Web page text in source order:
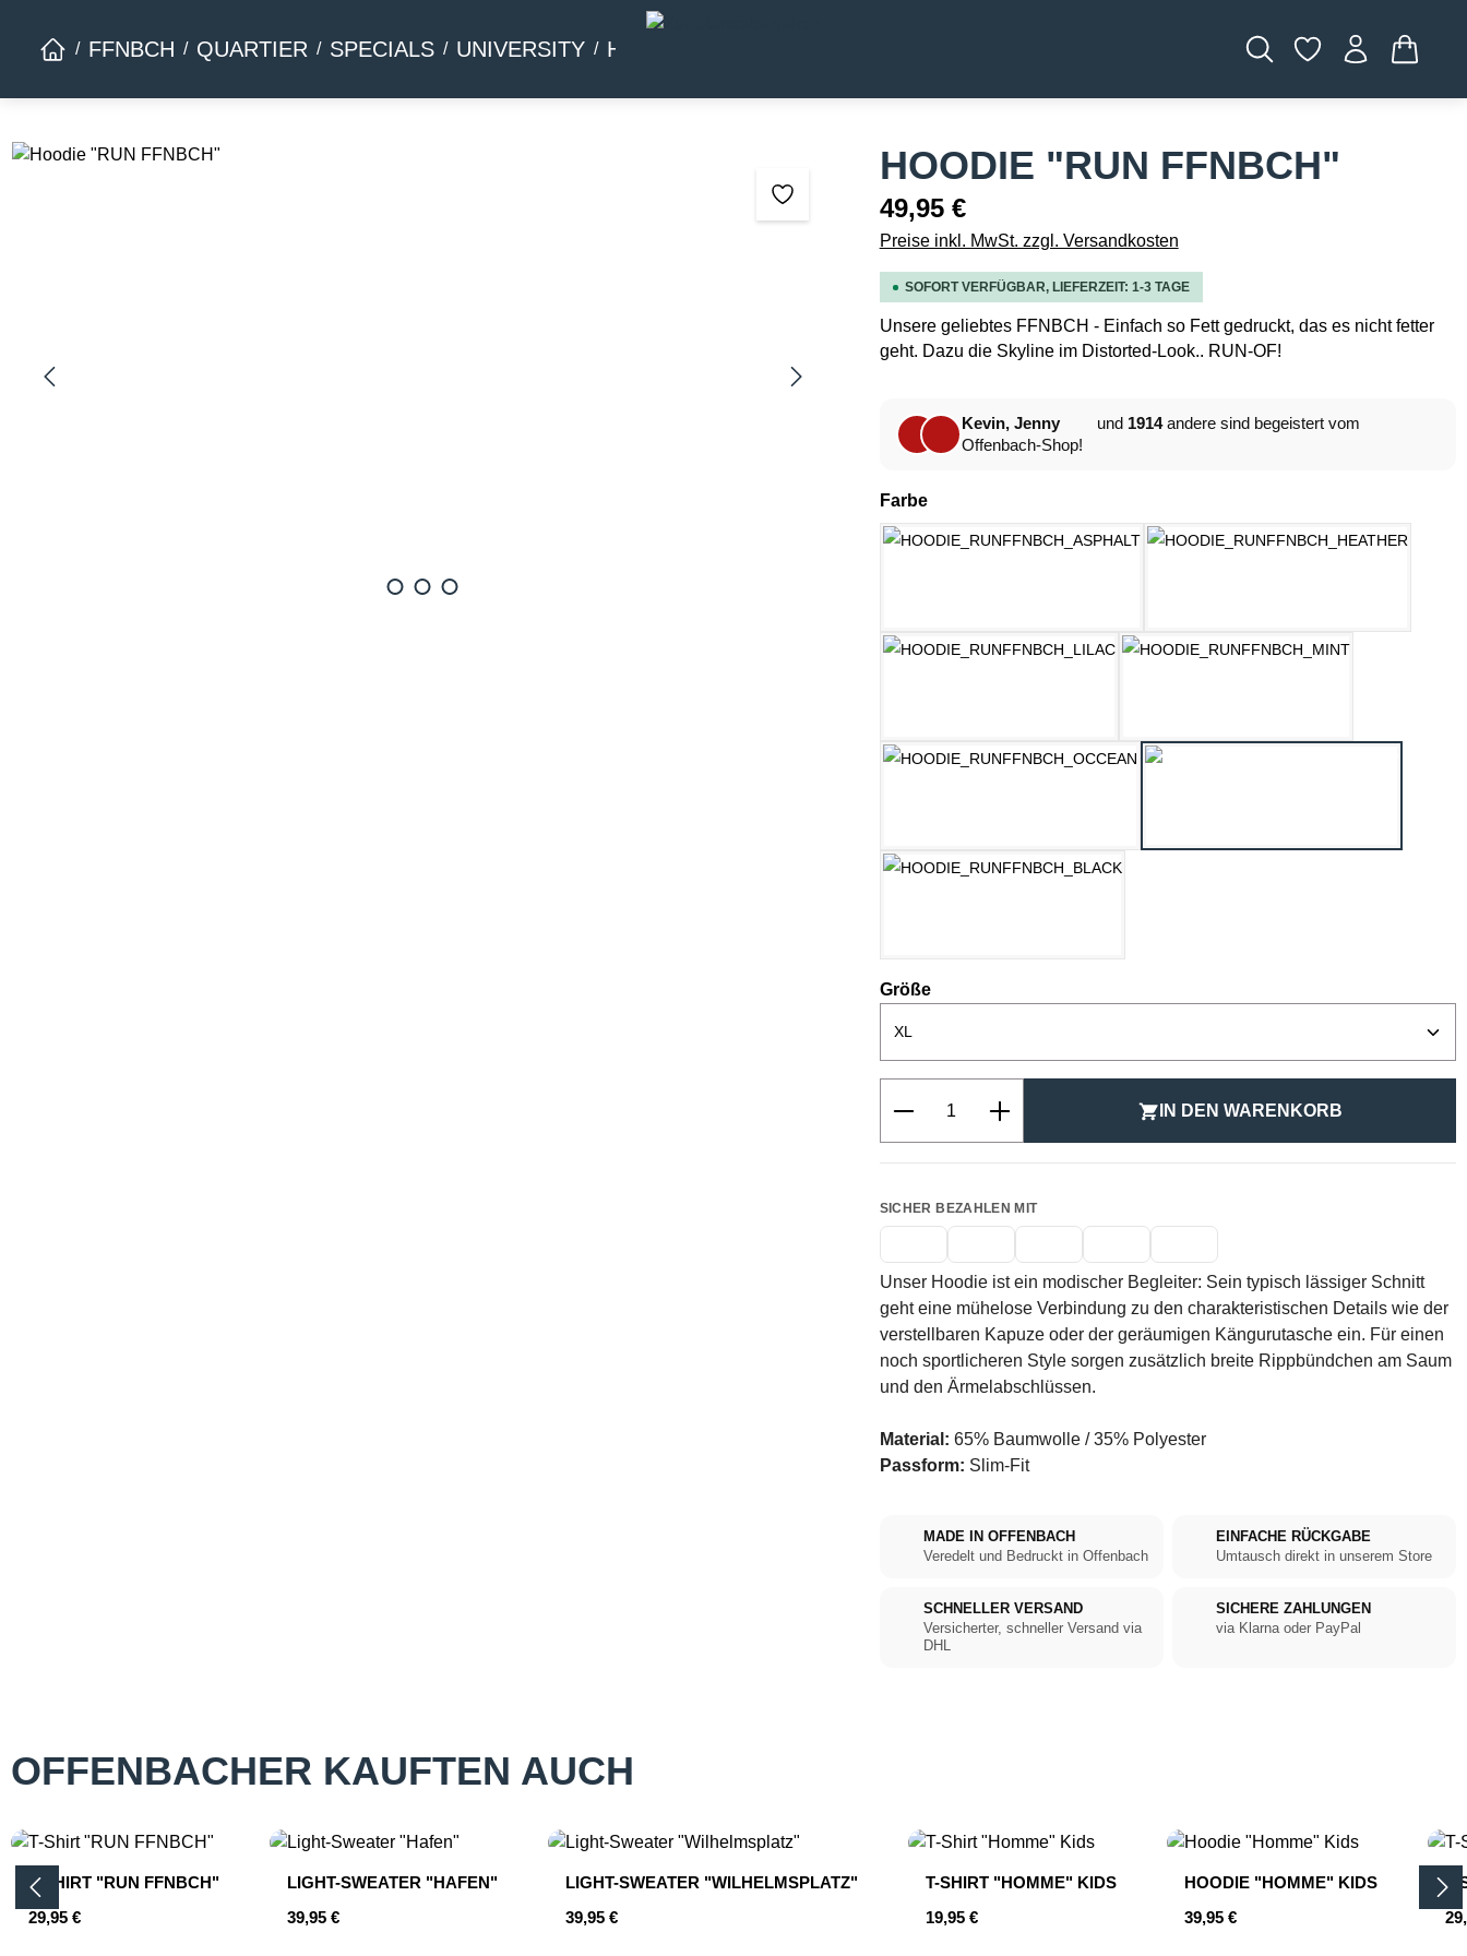
FFNBCH QUARTIER SPECIALS UNIVERSITY HOMMAGE
Bildergalerie überspringen HOODIE "RUN FFNBCH"
49,95 €
Preise inkl. MwSt. zzgl. Versandkosten
SOFORT VERFÜGBAR, LIEFERZEIT: 1-3 TAGE
Unsere geliebtes FFNBCH - Einfach so Fett gedruckt, das es nicht fetter
geht. Dazu die Skyline im Distorted-Look.. RUN-OF!
Kevin, Jenny und 1914andere sind begeistert vom
Offenbach-Shop!
Farbeauswählen
Größeauswählen
Produkt Anzahl: Gib den gewünschten Wert ein
IN DEN WARENKORB
SICHER BEZAHLEN MIT
Unser Hoodie ist ein modischer Begleiter: Sein typisch lässiger Schnitt
geht eine mühelose Verbindung zu den charakteristischen Details wie der
verstellbaren Kapuze oder der geräumigen Kängurutasche ein. Für einen
noch sportlicheren Style sorgen zusätzlich breite Rippbündchen am Saum
und den Ärmelabschlüssen.
Material: 65% Baumwolle / 35% Polyester
Passform: Slim-Fit
MADE IN OFFENBACH
Veredelt und Bedruckt in Offenbach
EINFACHE RÜCKGABE
Umtausch direkt in unserem Store
SCHNELLER VERSAND
Versicherter, schneller Versand via
DHL
SICHERE ZAHLUNGEN
via Klarna oder PayPal
OFFENBACHER KAUFTEN AUCH
Produktgalerie überspringen
T-SHIRT "RUN FFNBCH"
Regulärer Preis:
29,95 €
LIGHT-SWEATER "HAFEN"
Regulärer Preis:
39,95 €
LIGHT-SWEATER "WILHELMSPLATZ"
Regulärer Preis:
39,95 €
T-SHIRT "HOMME" KIDS
Regulärer Preis:
19,95 €
HOODIE "HOMME" KIDS
Regulärer Preis:
39,95 €
T-